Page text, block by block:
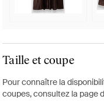
Taille et coupe
Pour connaître la
coupes, consultez la page